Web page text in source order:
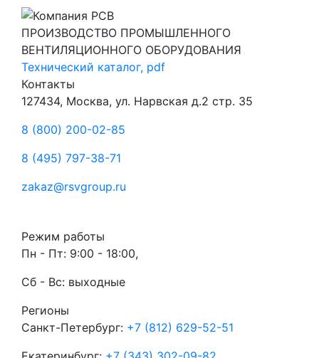
ПРОИЗВОДСТВО ПРОМЫШЛЕННОГО
ВЕНТИЛЯЦИОННОГО ОБОРУДОВАНИЯ
Технический каталог, pdf
Контакты
127434, Москва, ул. Нарвская д.2 стр. 35
8 (800) 200-02-85
8 (495) 797-38-71
zakaz@rsvgroup.ru
Режим работы
Пн - Пт: 9:00 - 18:00,
Сб - Вс: выходные
Регионы
Санкт-Петербург: +7 (812) 629-52-51